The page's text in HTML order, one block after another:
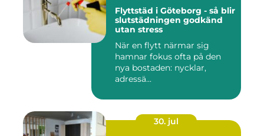
Flyttstäd i Göteborg - så blir
slutstädningen godkänd
utan stress
När en flytt närmar sig
hamnar fokus ofta på den
nya bostaden: nycklar,
adressä...
30. jul